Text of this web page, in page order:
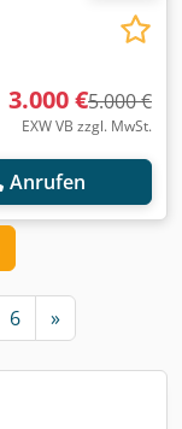
3.000 €5.000 €
EXW VB zzgl. MwSt.
Anrufen
6 »